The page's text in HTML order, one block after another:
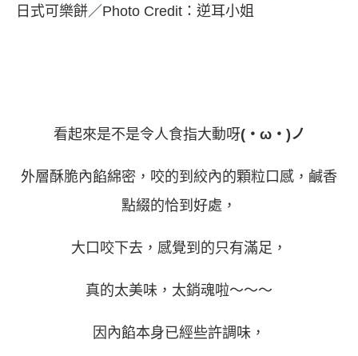
日式可樂餅／Photo Credit：逆耳小姐
看起來是不是令人食指大動呀(・ω・)ノ
外層酥脆內餡綿密，咬的到絞內的顆粒口感，鹹香
點綴的恰到好處，
大口咬下去，感覺到的只有滿足，
真的太美味，太銷魂啦～～～
因內餡本身已經些許調味，